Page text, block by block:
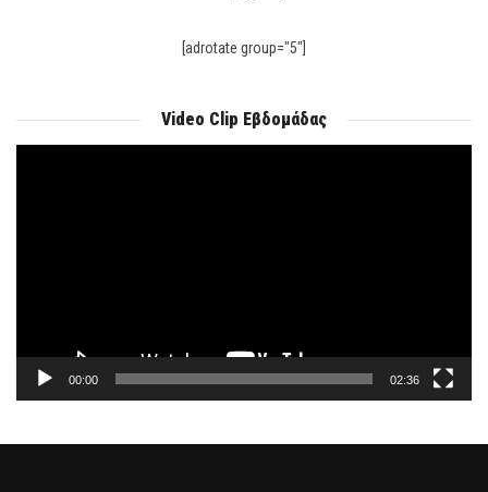
[adrotate group="5"]
Video Clip Εβδομάδας
00:00 02:36